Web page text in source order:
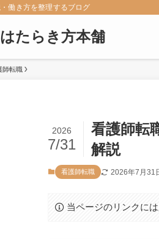
働き方を整理するブログ
たらき方本舗
師転職
看護師転
解説
2026
7/31
看護師転職 2026年7月31
当ページのリンクに